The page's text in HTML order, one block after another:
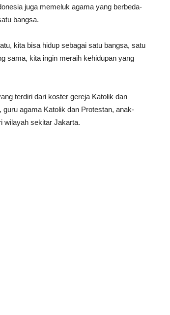
juga memeluk agama yang berbeda-
bangsa.
kita bisa hidup sebagai satu bangsa, satu
sama, kita ingin meraih kehidupan yang
terdiri dari koster gereja Katolik dan
agama Katolik dan Protestan, anak-
wilayah sekitar Jakarta.